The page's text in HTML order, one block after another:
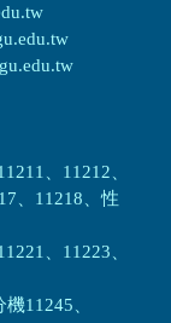
、11212、
、11218、性
、11223、
11245、